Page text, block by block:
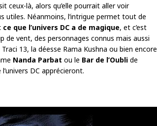
ceux-là, alors qu’elle pourrait aller voir
utiles. Néanmoins, l’intrigue permet tout de
que l’univers DC a de magique, et c’est
vent, des personnages connus mais aussi
13, la déesse Rama Kushna ou bien encore
Nanda Parbat ou le Bar de l’Oubli de
DC apprécieront.